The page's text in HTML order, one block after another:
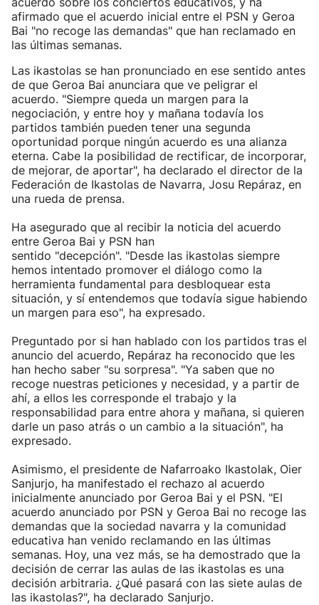
afirmado que el acuerdo inicial entre el PSN y Geroa
Bai "no recoge las demandas" que han reclamado en
las últimas semanas.
Las ikastolas se han pronunciado en ese sentido antes
de que Geroa Bai anunciara que ve peligrar el
acuerdo. "Siempre queda un margen para la
negociación, y entre hoy y mañana todavía los
partidos también pueden tener una segunda
oportunidad porque ningún acuerdo es una alianza
eterna. Cabe la posibilidad de rectificar, de incorporar,
de mejorar, de aportar", ha declarado el director de la
Federación de Ikastolas de Navarra, Josu Repáraz, en
una rueda de prensa.
Ha asegurado que al recibir la noticia del acuerdo
entre Geroa Bai y PSN han
sentido "decepción". "Desde las ikastolas siempre
hemos intentado promover el diálogo como la
herramienta fundamental para desbloquear esta
situación, y sí entendemos que todavía sigue habiendo
un margen para eso", ha expresado.
Preguntado por si han hablado con los partidos tras el
anuncio del acuerdo, Repáraz ha reconocido que les
han hecho saber "su sorpresa". "Ya saben que no
recoge nuestras peticiones y necesidad, y a partir de
ahí, a ellos les corresponde el trabajo y la
responsabilidad para entre ahora y mañana, si quieren
darle un paso atrás o un cambio a la situación", ha
expresado.
Asimismo, el presidente de Nafarroako Ikastolak, Oier
Sanjurjo, ha manifestado el rechazo al acuerdo
inicialmente anunciado por Geroa Bai y el PSN. "El
acuerdo anunciado por PSN y Geroa Bai no recoge las
demandas que la sociedad navarra y la comunidad
educativa han venido reclamando en las últimas
semanas. Hoy, una vez más, se ha demostrado que la
decisión de cerrar las aulas de las ikastolas es una
decisión arbitraria. ¿Qué pasará con las siete aulas de
las ikastolas?", ha declarado Sanjurjo.